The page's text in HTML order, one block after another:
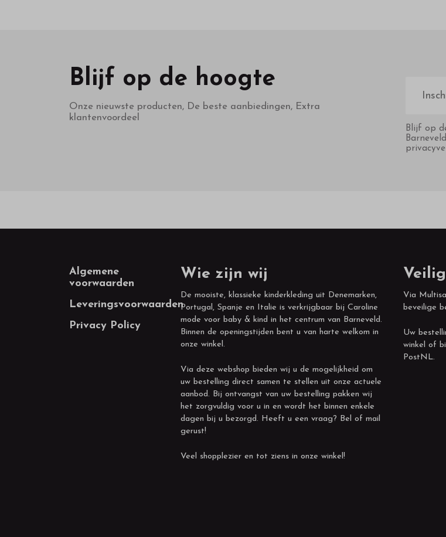
Blijf op de hoogte
Onze nieuwste producten, De beste aanbiedingen, Extra
klantenvoordeel
Blijf op
Footer
Algemene
voorwaarden
Leveringsvoorwaarden
Privacy Policy
Wie zijn wij
De mooiste, klassieke kinderkleding uit Denemarken,
Portugal, Spanje en Italie is verkrijgbaar bij Caroline
mode voor baby & kind in het centrum van Barneveld.
Binnen de openingstijden bent u van harte welkom in
onze winkel.
Via deze webshop bieden wij u de mogelijkheid om
uw bestelling direct samen te stellen uit onze actuele
aanbod. Bij ontvangst van uw bestelling pakken wij
het zorgvuldig voor u in en wordt het binnen enkele
dagen bij u bezorgd. Heeft u een vraag? Bel of mail
gerust!
Veel shopplezier en tot ziens in onze winkel!
Via
beveilige
Uw
winkel of
PostNL.